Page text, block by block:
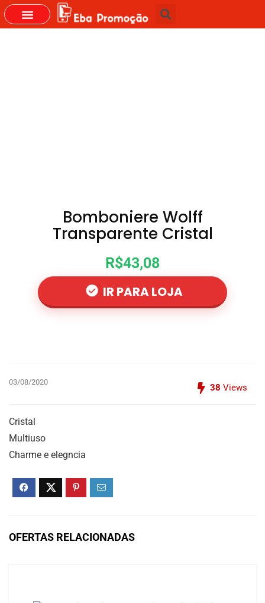
Bomboniere Wolff
Transparente Cristal
R$43,08
IR PARA LOJA
03/08/2020
38 Views
Cristal
Multiuso
Charme e elegncia
OFERTAS RELACIONADAS